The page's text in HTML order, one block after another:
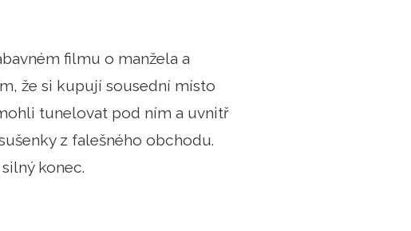
filmu o manžela a
že si kupují sousední místo
tunelovat pod ním a uvnitř
z falešného obchodu.
konec.